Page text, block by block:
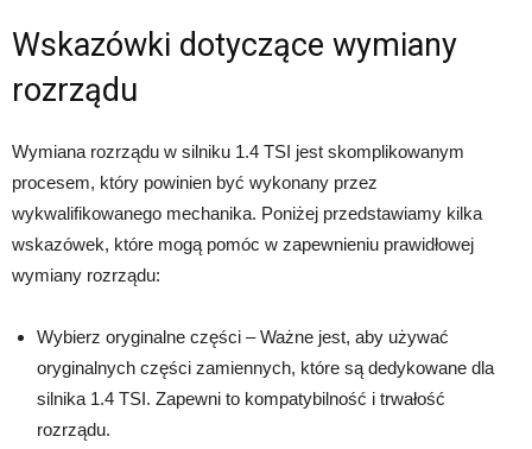
Wskazówki dotyczące wymiany
rozrządu
Wymiana rozrządu w silniku 1.4 TSI jest skomplikowanym
procesem, który powinien być wykonany przez
wykwalifikowanego mechanika. Poniżej przedstawiamy kilka
wskazówek, które mogą pomóc w zapewnieniu prawidłowej
wymiany rozrządu:
Wybierz oryginalne części – Ważne jest, aby używać
oryginalnych części zamiennych, które są dedykowane dla
silnika 1.4 TSI. Zapewni to kompatybilność i trwałość
rozrządu.